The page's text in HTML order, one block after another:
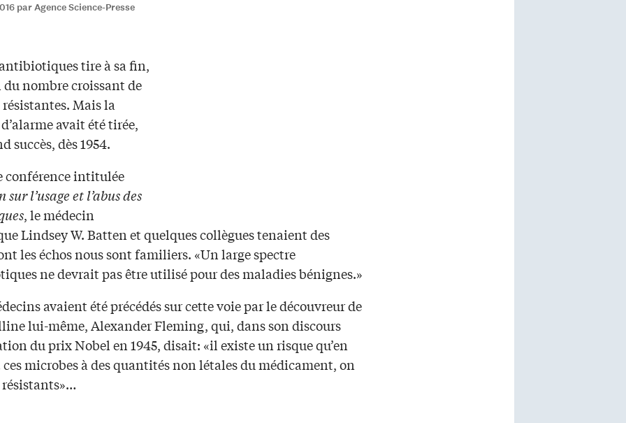
par Agence Science-Presse
antibiotiques tire à sa fin,
du nombre croissant de
Mais la
avait été tirée,
succès, dès 1954.
conférence intitulée
sur l’usage et l’abus des
, le médecin
Lindsey W. Batten et quelques collègues tenaient des
les échos nous sont familiers. «Un large spectre
ne devrait pas être utilisé pour des maladies bénignes.»
avaient été précédés sur cette voie par le découvreur de
lui-même, Alexander Fleming, qui, dans son discours
du prix Nobel en 1945, disait: «il existe un risque qu’en
microbes à des quantités non létales du médicament, on
résistants»…